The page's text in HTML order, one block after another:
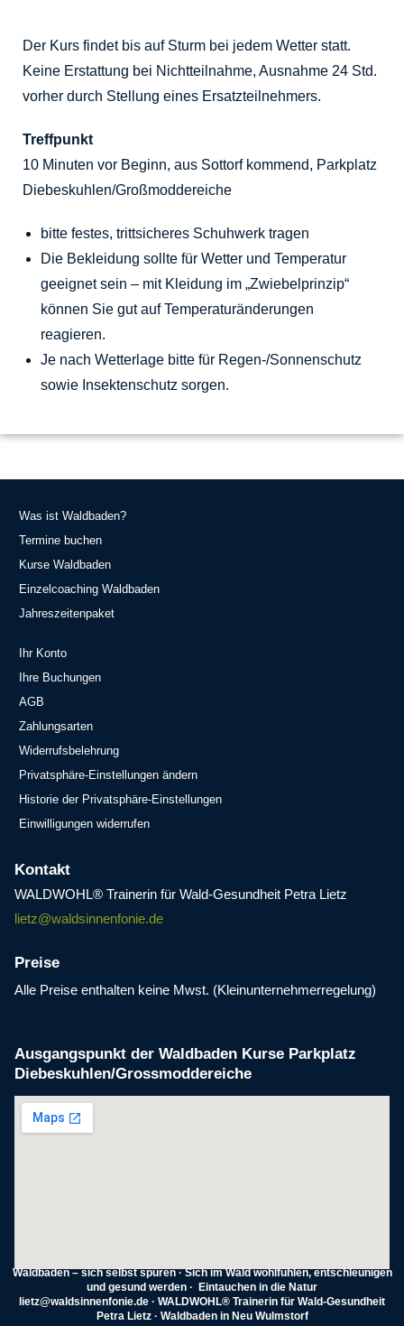
Der Kurs findet bis auf Sturm bei jedem Wetter statt.
Keine Erstattung bei Nichtteilnahme, Ausnahme 24 Std.
vorher durch Stellung eines Ersatzteilnehmers.
Treffpunkt
10 Minuten vor Beginn, aus Sottorf kommend, Parkplatz
Diebeskuhlen/Großmoddereiche
bitte festes, trittsicheres Schuhwerk tragen
Die Bekleidung sollte für Wetter und Temperatur
geeignet sein – mit Kleidung im „Zwiebelprinzip“
können Sie gut auf Temperaturänderungen
reagieren.
Je nach Wetterlage bitte für Regen-/Sonnenschutz
sowie Insektenschutz sorgen.
Was ist Waldbaden?
Termine buchen
Kurse Waldbaden
Einzelcoaching Waldbaden
Jahreszeitenpaket
Ihr Konto
Ihre Buchungen
AGB
Zahlungsarten
Widerrufsbelehrung
Privatsphäre-Einstellungen ändern
Historie der Privatsphäre-Einstellungen
Einwilligungen widerrufen
Kontakt
WALDWOHL® Trainerin für Wald-Gesundheit Petra Lietz
lietz@waldsinnenfonie.de
Preise
Alle Preise enthalten keine Mwst. (Kleinunternehmerregelung)
Ausgangspunkt der Waldbaden Kurse Parkplatz
Diebeskuhlen/Grossmoddereiche
Waldbaden – sich selbst spüren · Sich im Wald wohlfühlen, entschleunigen
und gesund werden · Eintauchen in die Natur
lietz@waldsinnenfonie.de · WALDWOHL® Trainerin für Wald-Gesundheit
Petra Lietz · Waldbaden in Neu Wulmstorf